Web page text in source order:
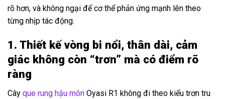
rõ hơn, và không ngại để cơ thể phản ứng mạnh lên theo
từng nhịp tác động.
1. Thiết kế vòng bi nổi, thân dài, cảm
giác không còn “trơn” mà có điểm rõ
ràng
Cây que rung hậu môn Oyasi R1 không đi theo kiểu trơn tru